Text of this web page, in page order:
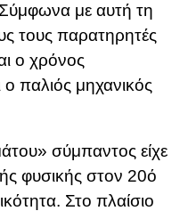
με αυτή τη
τους παρατηρητές
ο χρόνος
παλιός μηχανικός
σύμπαντος είχε
φυσικής στον 20ό
Στο πλαίσιο